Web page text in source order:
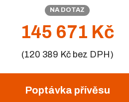
NA DOTAZ
145 671 Kč
(120 389 Kč bez DPH)
Poptávka přívěsu